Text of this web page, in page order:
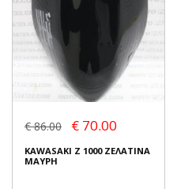
€ 86.00 € 70.00
KAWASAKI Z 1000 ΖΕΛΑΤΙΝΑ
ΜΑΥΡΗ